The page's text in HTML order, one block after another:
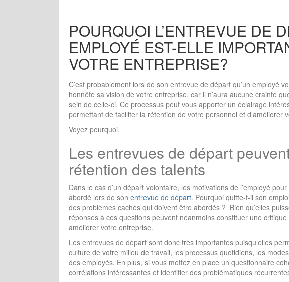
POURQUOI L’ENTREVUE DE
EMPLOYÉ EST-ELLE
VOTRE ENTREPRISE?
C’est probablement lors de son entrevue de départ qu’un employé
honnête sa vision de votre entreprise, car il n’aura aucune crainte
sein de celle-ci. Ce processus peut vous apporter un éclairage
permettant de faciliter la rétention de votre personnel et d’améliorer
Voyez pourquoi.
Les entrevues de départ
rétention des talents
Dans le cas d’un départ volontaire, les motivations de l’employé
abordé lors de son entrevue de départ. Pourquoi quitte-t-il son
des problèmes cachés qui doivent être abordés ? Bien qu’elles
réponses à ces questions peuvent néanmoins constituer une
améliorer votre entreprise.
Les entrevues de départ sont donc très importantes puisqu’elles
culture de votre milieu de travail, les processus quotidiens, les
des employés. En plus, si vous mettez en place un questionnaire
corrélations intéressantes et identifier des problématiques